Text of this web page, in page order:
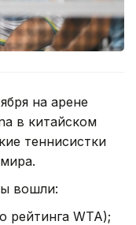
на арене
в китайском
теннисистки
вошли:
рейтинга WTA);